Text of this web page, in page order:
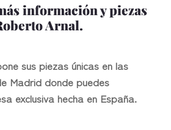
información y piezas
Arnal.
sus piezas únicas en las
Madrid donde puedes
exclusiva hecha en España.